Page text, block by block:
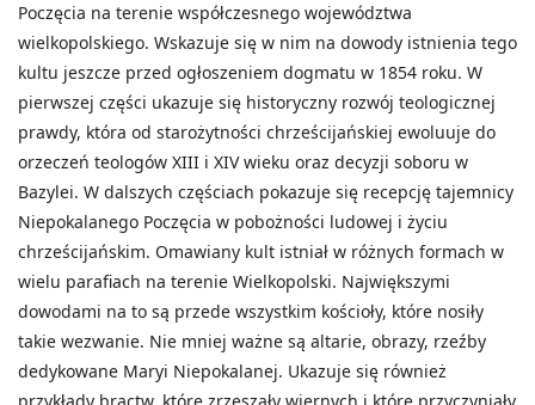
Poczęcia na terenie współczesnego województwa
wielkopolskiego. Wskazuje się w nim na dowody istnienia tego
kultu jeszcze przed ogłoszeniem dogmatu w 1854 roku. W
pierwszej części ukazuje się historyczny rozwój teologicznej
prawdy, która od starożytności chrześcijańskiej ewoluuje do
orzeczeń teologów XIII i XIV wieku oraz decyzji soboru w
Bazylei. W dalszych częściach pokazuje się recepcję tajemnicy
Niepokalanego Poczęcia w pobożności ludowej i życiu
chrześcijańskim. Omawiany kult istniał w różnych formach w
wielu parafiach na terenie Wielkopolski. Największymi
dowodami na to są przede wszystkim kościoły, które nosiły
takie wezwanie. Nie mniej ważne są altarie, obrazy, rzeźby
dedykowane Maryi Niepokalanej. Ukazuje się również